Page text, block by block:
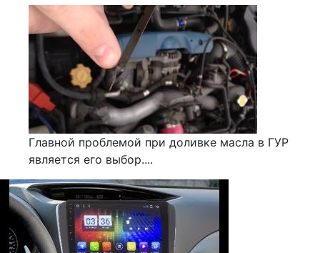
Главной проблемой при доливке масла в ГУР
является его выбор....